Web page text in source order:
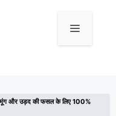
Menu
मूंग और उड़द की फसल के लिए 100%